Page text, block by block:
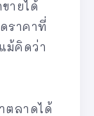
ายได้
ราคาที่
ม้คิดว่า
ตลาดได้